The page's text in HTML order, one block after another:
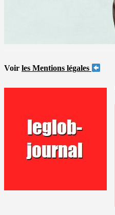
Voir les Mentions légales